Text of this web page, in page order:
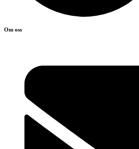
Om oss